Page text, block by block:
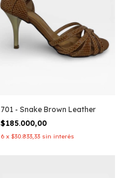
701 - Snake Brown Leather
$185.000,00
6 x $30.833,33 sin interés